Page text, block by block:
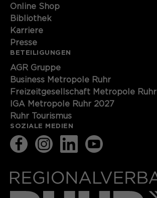
Online Shop
Bibliothek
Karriere
Presse
BETEILIGUNGEN
AGR Gruppe
Business Metropole Ruhr
Freizeitgesellschaft Metropole Ruhr
IGA Metropole Ruhr 2027
Ruhr Tourismus
SOZIALE MEDIEN